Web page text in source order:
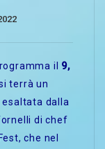
il 9,
terrà un
dalla
di chef
che nel